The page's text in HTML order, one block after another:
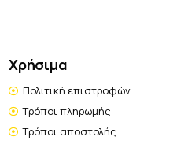
Χρήσιμα
Πολιτική επιστροφών
Τρόποι πληρωμής
Τρόποι αποστολής